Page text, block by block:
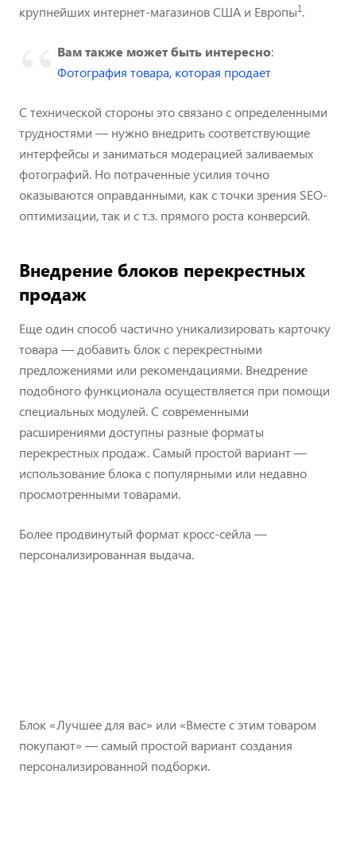
крупнейших интернет-магазинов США и Европы1.
Вам также может быть интересно:
Фотография товара, которая продает
С технической стороны это связано с определенными
трудностями — нужно внедрить соответствующие
интерфейсы и заниматься модерацией заливаемых
фотографий. Но потраченные усилия точно
оказываются оправданными, как с точки зрения SEO-
оптимизации, так и с т.з. прямого роста конверсий.
Внедрение блоков перекрестных
продаж
Еще один способ частично уникализировать карточку
товара — добавить блок с перекрестными
предложениями или рекомендациями. Внедрение
подобного функционала осуществляется при помощи
специальных модулей. С современными
расширениями доступны разные форматы
перекрестных продаж. Самый простой вариант —
использование блока с популярными или недавно
просмотренными товарами.
Более продвинутый формат кросс-сейла —
персонализированная выдача.
Блок «Лучшее для вас» или «Вместе с этим товаром
покупают» — самый простой вариант создания
персонализированной подборки.